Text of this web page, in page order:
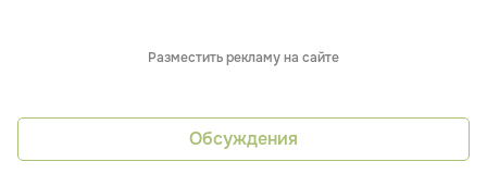
Разместить рекламу на сайте
Обсуждения